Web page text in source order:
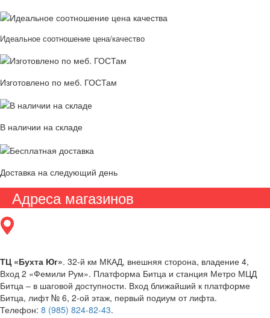
Идеальное соотношение цена/качество
Изготовлено по меб. ГОСТам
В наличии на складе
Доставка на следующий день
Адреса магазинов
ТЦ «Бухта Юг». 32-й км МКАД, внешняя сторона, владение 4,
Вход 2 «Фемили Рум». Платформа Битца и станция Метро МЦД
Битца – в шаговой доступности. Вход ближайший к платформе
Битца, лифт № 6, 2-ой этаж, первый подиум от лифта.
Телефон: 8 (985) 824-82-43.